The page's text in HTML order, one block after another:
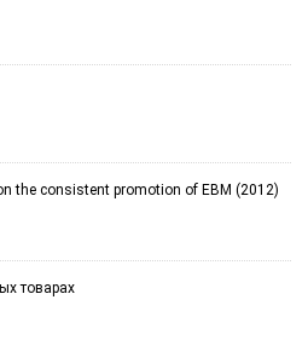
the consistent promotion of EBM (2012)
товарах